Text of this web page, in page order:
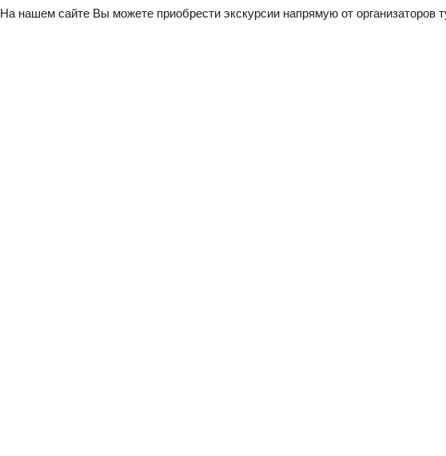
На нашем сайте Вы можете приобрести экскурсии напрямую от организаторов